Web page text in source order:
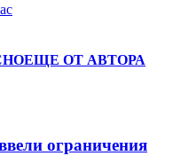
ЕЩЕ ОТ АВТОРА
ограничения